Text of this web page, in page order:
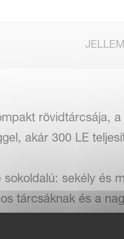
rövidtárcsája,
akár 300 LE
sekély és
tárcsáknak és a
a köztes növények